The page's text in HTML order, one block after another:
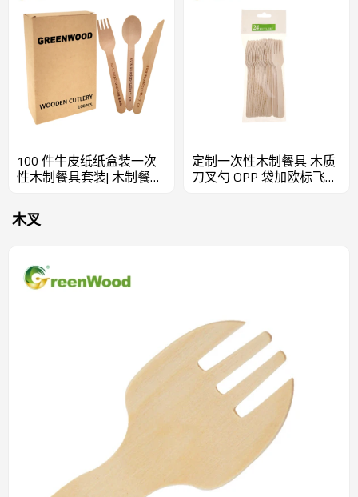
100 件牛皮纸纸盒装一次
性木制餐具套装| 木制餐具
定制一次性木制餐具 木质
刀叉勺 OPP 袋加欧标飞机
木叉